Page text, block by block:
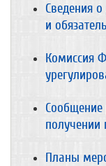
Сведения
и
Комиссия
получении
Планы